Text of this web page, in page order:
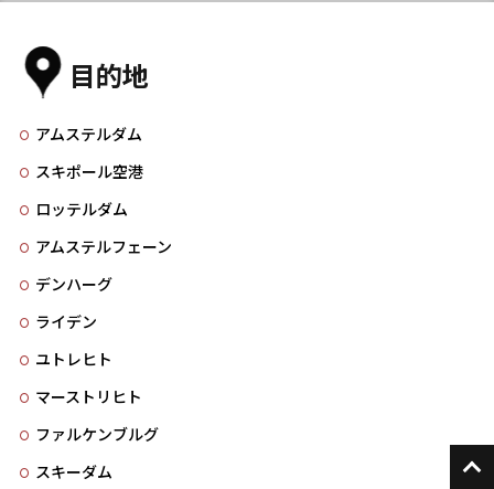
目的地
アムステルダム
スキポール空港
ロッテルダム
アムステルフェーン
デンハーグ
ライデン
ユトレヒト
マーストリヒト
ファルケンブルグ
スキーダム